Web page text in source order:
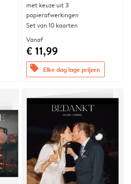
met keuze uit 3
papierafwerkingen
Set van 10 kaarten
Vanaf
€ 11,99
offers Elke dag lage prijzen